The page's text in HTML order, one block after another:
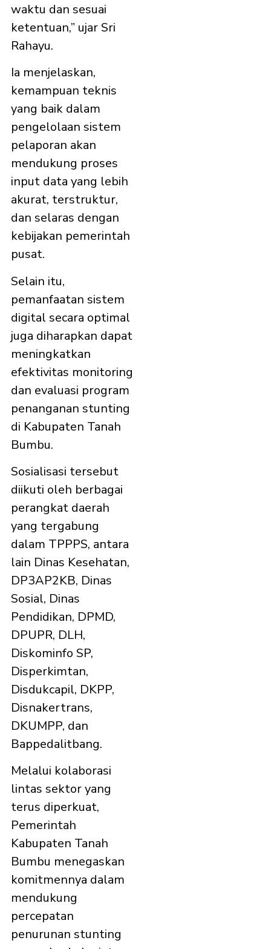
waktu dan sesuai
ketentuan,” ujar Sri
Rahayu.
Ia menjelaskan,
kemampuan teknis
yang baik dalam
pengelolaan sistem
pelaporan akan
mendukung proses
input data yang lebih
akurat, terstruktur,
dan selaras dengan
kebijakan pemerintah
pusat.
Selain itu,
pemanfaatan sistem
digital secara optimal
juga diharapkan dapat
meningkatkan
efektivitas monitoring
dan evaluasi program
penanganan stunting
di Kabupaten Tanah
Bumbu.
Sosialisasi tersebut
diikuti oleh berbagai
perangkat daerah
yang tergabung
dalam TPPPS, antara
lain Dinas Kesehatan,
DP3AP2KB, Dinas
Sosial, Dinas
Pendidikan, DPMD,
DPUPR, DLH,
Diskominfo SP,
Disperkimtan,
Disdukcapil, DKPP,
Disnakertrans,
DKUMPP, dan
Bappedalitbang.
Melalui kolaborasi
lintas sektor yang
terus diperkuat,
Pemerintah
Kabupaten Tanah
Bumbu menegaskan
komitmennya dalam
mendukung
percepatan
penurunan stunting